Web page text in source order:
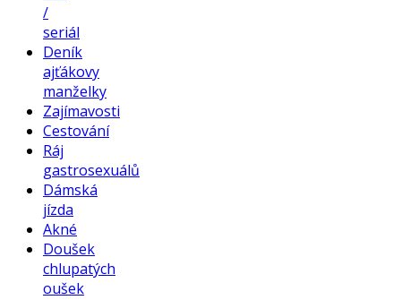
/
seriál
Deník
ajťákovy
manželky
Zajímavosti
Cestování
Ráj
gastrosexuálů
Dámská
jízda
Akné
Doušek
chlupatých
oušek